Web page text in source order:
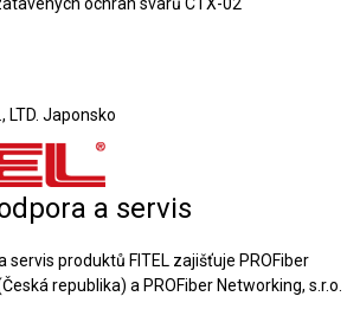
ochran svarů CTX-02
LTD. Japonsko
a servis
servis produktů FITEL zajišťuje PROFiber
republika) a PROFiber Networking, s.r.o.